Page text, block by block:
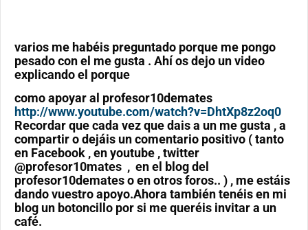
varios me habéis preguntado porque me pongo
pesado con el me gusta . Ahí os dejo un video
explicando el porque
como apoyar al profesor10demates
http://www.youtube.com/watch?v=DhtXp8z2oq0
Recordar que cada vez que dais a un me gusta , a
compartir o dejáis un comentario positivo ( tanto
en Facebook , en youtube , twitter
@profesor10mates , en el blog del
profesor10demates o en otros foros.. ) , me estáis
dando vuestro apoyo.Ahora también tenéis en mi
blog un botoncillo por si me queréis invitar a un
café.